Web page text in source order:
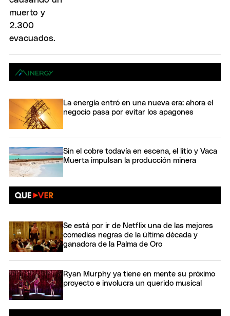
La energía entró en una nueva era: ahora el
negocio pasa por evitar los apagones
Sin el cobre todavía en escena, el litio y Vaca
Muerta impulsan la producción minera
Se está por ir de Netflix una de las mejores
comedias negras de la última década y
ganadora de la Palma de Oro
Ryan Murphy ya tiene en mente su próximo
proyecto e involucra un querido musical